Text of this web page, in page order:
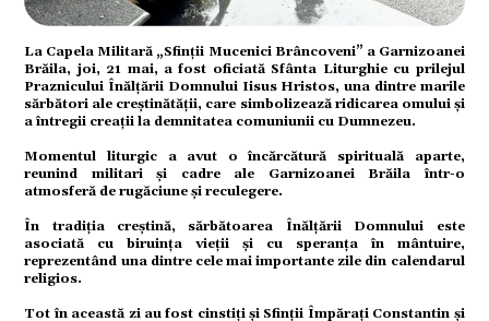
La Capela Militară „Sfinții Mucenici Brâncoveni” a Garnizoanei
Brăila, joi, 21 mai, a fost oficiată Sfânta Liturghie cu prilejul
Praznicului Înălțării Domnului Iisus Hristos, una dintre marile
sărbători ale creștinătății, care simbolizează ridicarea omului și
a întregii creații la demnitatea comuniunii cu Dumnezeu.
Momentul liturgic a avut o încărcătură spirituală aparte,
reunind militari și cadre ale Garnizoanei Brăila într-o
atmosferă de rugăciune și reculegere.
În tradiția creștină, sărbătoarea Înălțării Domnului este
asociată cu biruința vieții și cu speranța în mântuire,
reprezentând una dintre cele mai importante zile din calendarul
religios.
Tot în această zi au fost cinstiți și Sfinții Împărați Constantin și